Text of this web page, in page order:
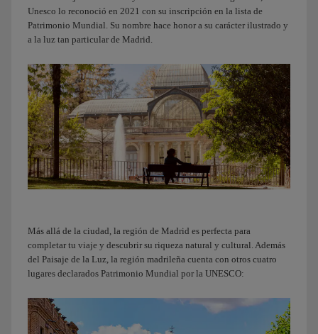
Madrid,
amigo.
Conectando
creamos
lazos.
Iberia.
Unesco lo reconoció en 2021 con su inscripción en la lista de
Patrimonio Mundial. Su nombre hace honor a su carácter ilustrado y
a la luz tan particular de Madrid.
Más allá de la ciudad, la región de Madrid es perfecta para
completar tu viaje y descubrir su riqueza natural y cultural. Además
del Paisaje de la Luz, la región madrileña cuenta con otros cuatro
lugares declarados Patrimonio Mundial por la UNESCO: